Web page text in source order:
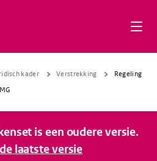
kader Verstrekking
Regeling
is een oudere versie.
laatste versie